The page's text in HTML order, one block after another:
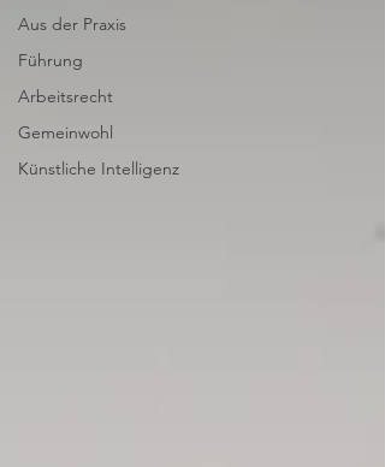
Aus der Praxis
Führung
Arbeitsrecht
Gemeinwohl
Künstliche Intelligenz